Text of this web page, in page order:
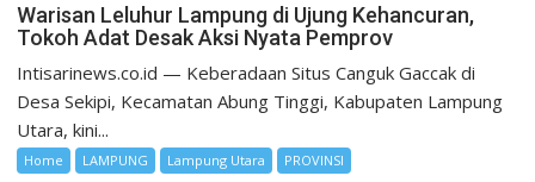
Warisan Leluhur Lampung di Ujung Kehancuran,
Tokoh Adat Desak Aksi Nyata Pemprov
Intisarinews.co.id — Keberadaan Situs Canguk Gaccak di
Desa Sekipi, Kecamatan Abung Tinggi, Kabupaten Lampung
Utara, kini...
Home LAMPUNG Lampung Utara PROVINSI